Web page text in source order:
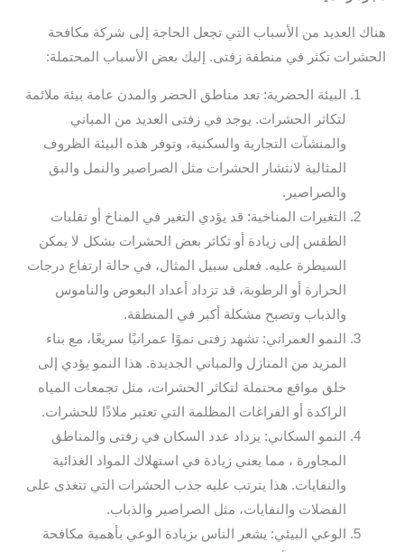
هناك العديد من الأسباب التي تجعل الحاجة إلى شركة مكافحة
الحشرات تكثر في منطقة زفتى. إليك بعض الأسباب المحتملة:
البيئة الحضرية: تعد مناطق الحضر والمدن عامة بيئة ملائمة
لتكاثر الحشرات. يوجد في زفتى العديد من المباني
والمنشآت التجارية والسكنية، وتوفر هذه البيئة الظروف
المثالية لانتشار الحشرات مثل الصراصير والنمل والبق
والصراصير.
التغيرات المناخية: قد يؤدي التغير في المناخ أو تقلبات
الطقس إلى زيادة أو تكاثر بعض الحشرات بشكل لا يمكن
السيطرة عليه. فعلى سبيل المثال، في حالة ارتفاع درجات
الحرارة أو الرطوبة، قد تزداد أعداد البعوض والناموس
والذباب وتصبح مشكلة أكبر في المنطقة.
النمو العمراني: تشهد زفتى نموًا عمرانيًا سريعًا، مع بناء
المزيد من المنازل والمباني الجديدة. هذا النمو يؤدي إلى
خلق مواقع محتملة لتكاثر الحشرات، مثل تجمعات المياه
الراكدة أو الفراغات المظلمة التي تعتبر ملاذًا للحشرات.
النمو السكاني: يزداد عدد السكان في زفتى والمناطق
المجاورة ، مما يعني زيادة في استهلاك المواد الغذائية
والنفايات. هذا يترتب عليه جذب الحشرات التي تتغذى على
الفضلات والنفايات، مثل الصراصير والذباب.
الوعي البيئي: يشعر الناس بزيادة الوعي بأهمية مكافحة